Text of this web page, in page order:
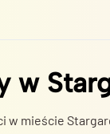
w
w mieście